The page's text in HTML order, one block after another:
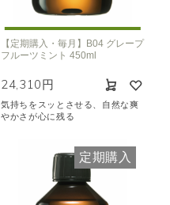
【定期購入・毎月】B04 グレープ
フルーツミント 450ml
24,310円
気持ちをスッとさせる、自然な爽
やかさが心に残る
定期購入